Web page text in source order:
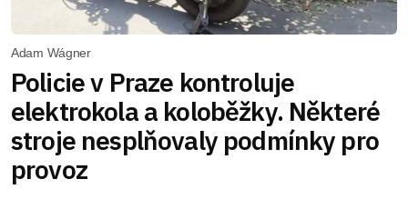
Adam Wágner
Policie v Praze kontroluje
elektrokola a koloběžky. Některé
stroje nesplňovaly podmínky pro
provoz